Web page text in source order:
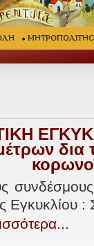
ΜΗΤΡΟΠΟΛΙΤΗΣ
δια
συνδέσμους